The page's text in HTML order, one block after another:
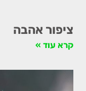
ציפור אהבה
קרא עוד »